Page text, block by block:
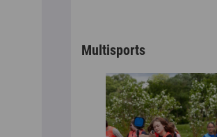
Multisports